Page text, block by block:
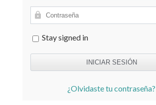
Stay signed in
¿Olvidaste tu contraseña?